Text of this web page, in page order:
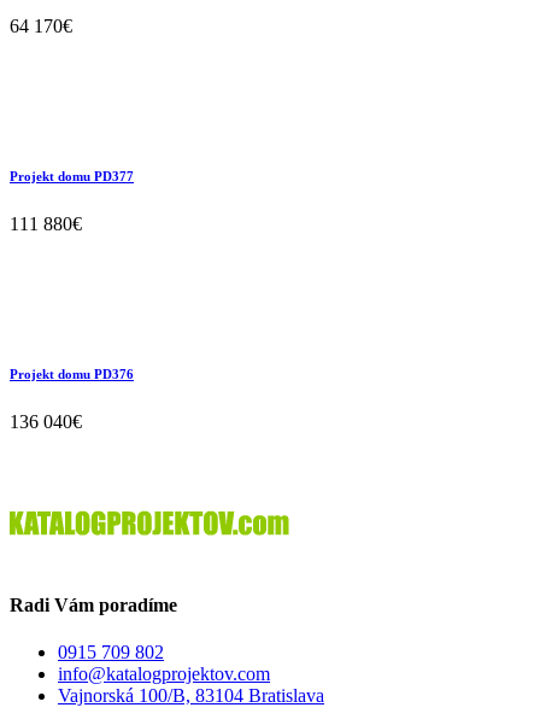
64 170€
Projekt domu PD377
111 880€
Projekt domu PD376
136 040€
Radi Vám poradíme
0915 709 802
info@katalogprojektov.com
Vajnorská 100/B, 83104 Bratislava